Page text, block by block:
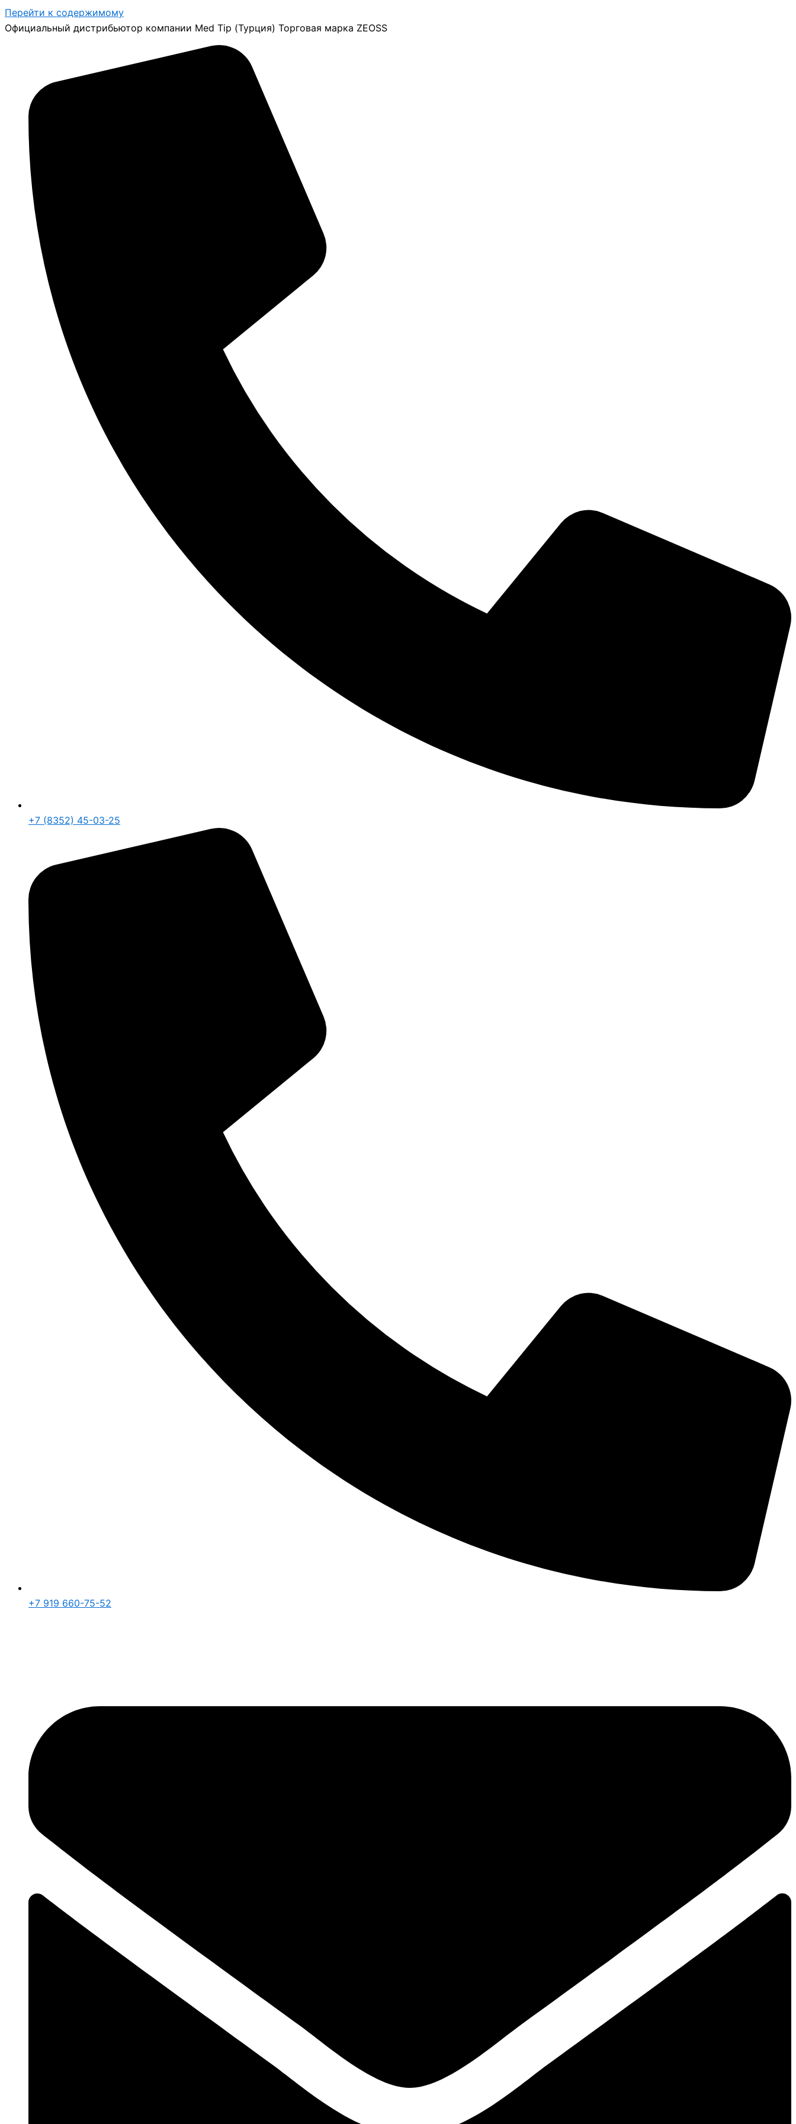
Перейти к содержимому
Официальный дистрибьютор компании Med Tip (Турция) Торговая марка ZEOSS
+7 (8352) 45-03-25
+7 919 660-75-52